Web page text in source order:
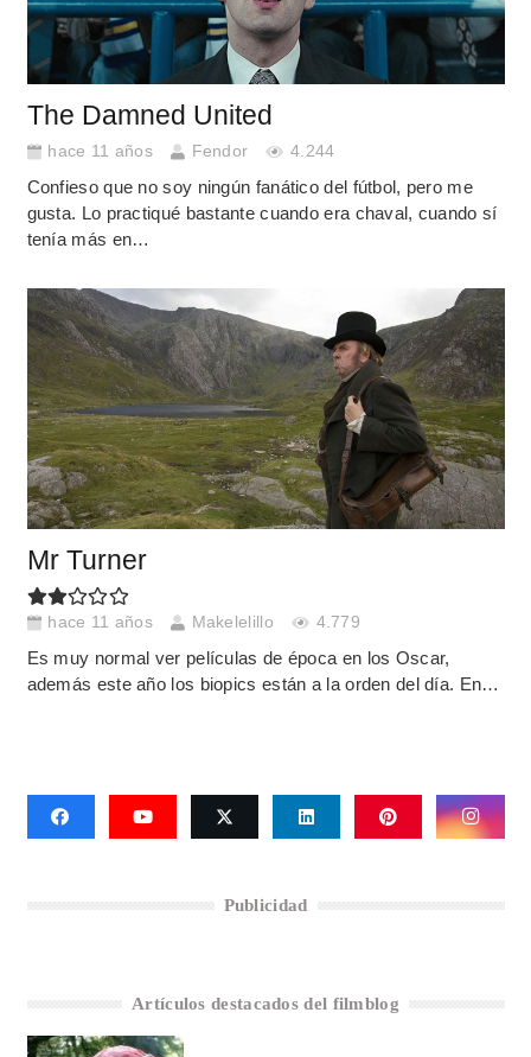
The Damned United
hace 11 años Fendor 4.244
Confieso que no soy ningún fanático del fútbol, pero me
gusta. Lo practiqué bastante cuando era chaval, cuando sí
tenía más en…
Mr Turner
hace 11 años Makelelillo 4.779
Es muy normal ver películas de época en los Oscar,
además este año los biopics están a la orden del día. En…
Publicidad
Artículos destacados del filmblog